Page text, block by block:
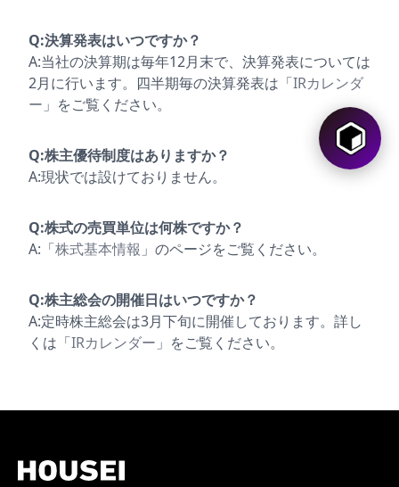
Q:決算発表はいつですか？
A:当社の決算期は毎年12月末で、決算発表については
2月に行います。四半期毎の決算発表は「IRカレンダ
ー 」をご覧ください。
Q:株主優待制度はありますか？
A:現状では設けておりません。
Q:株式の売買単位は何株ですか？
A:「株式基本情報 」のページをご覧ください。
Q:株主総会の開催日はいつですか？
A:定時株主総会は3月下旬に開催しております。詳し
くは「IRカレンダー 」をご覧ください。